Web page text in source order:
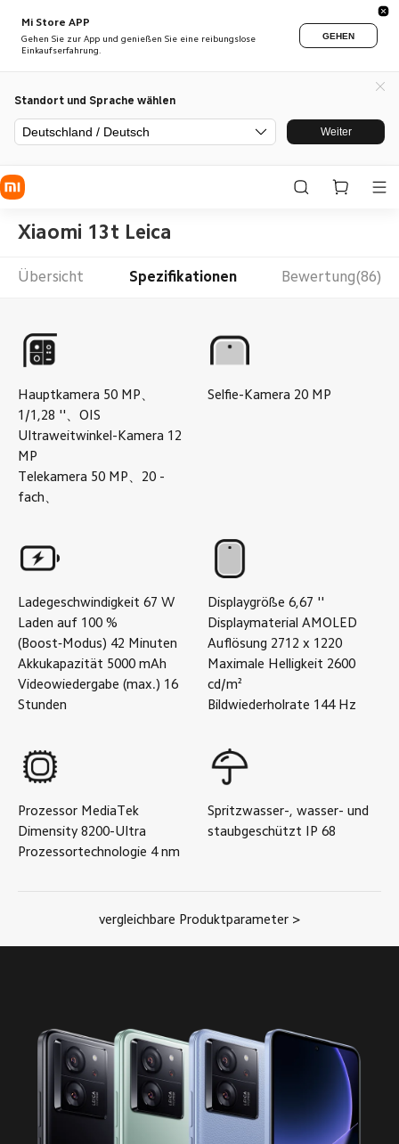
Mi Store APP
Gehen Sie zur App und genießen Sie eine reibungslose
Einkaufserfahrung.
GEHEN
Standort und Sprache wählen
Deutschland / Deutsch Weiter
Xiaomi 13t Leica
Übersicht Spezifikationen Bewertung(86)
Hauptkamera 50MP
1/1,28 ''
OIS
Ultraweitwinkel-Kamera 12
MP
Telekamera 50MP 20-
fach
Selfie-Kamera 20 MP
Ladegeschwindigkeit 67 W
Laden auf 100 %
(Boost‑Modus) 42 Minuten
Akkukapazität 5000mAh
Videowiedergabe (max.) 16
Stunden
Displaygröße 6,67 ''
Displaymaterial AMOLED
Auflösung 2712 x 1220
Maximale Helligkeit 2600
cd/m²
Bildwiederholrate 144Hz
Prozessor MediaTek
Dimensity 8200-Ultra
Prozessortechnologie 4nm
Spritzwasser-, wasser- und
staubgeschützt
IP68
vergleichbare Produktparameter >